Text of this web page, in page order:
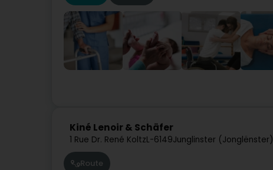
Kiné Lenoir & Schäfer
1 Rue Dr. René KoltzL-6149Junglinster (Jonglënster)
Route